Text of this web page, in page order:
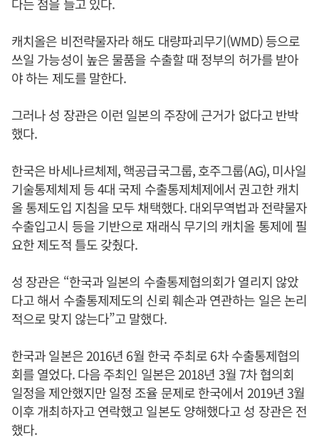
다는 점을 들고 있다.
캐치올은 비전략물자라 해도 대량파괴무기(WMD) 등으로
쓰일 가능성이 높은 물품을 수출할 때 정부의 허가를 받아
야 하는 제도를 말한다.
그러나 성 장관은 이런 일본의 주장에 근거가 없다고 반박
했다.
한국은 바세나르체제, 핵공급국그룹, 호주그룹(AG), 미사일
기술통제체제 등 4대 국제 수출통제체제에서 권고한 캐치
올 통제도입 지침을 모두 채택했다. 대외무역법과 전략물자
수출입고시 등을 기반으로 재래식 무기의 캐치올 통제에 필
요한 제도적 틀도 갖췄다.
성 장관은 “한국과 일본의 수출통제협의회가 열리지 않았
다고 해서 수출통제제도의 신뢰 훼손과 연관하는 일은 논리
적으로 맞지 않는다”고 말했다.
한국과 일본은 2016년 6월 한국 주최로 6차 수출통제협의
회를 열었다. 다음 주최인 일본은 2018년 3월 7차 협의회
일정을 제안했지만 일정 조율 문제로 한국에서 2019년 3월
이후 개최하자고 연락했고 일본도 양해했다고 성 장관은 전
했다.